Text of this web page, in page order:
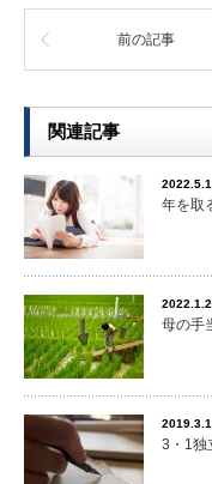
前の記事
関連記事
2022.5.1
年を取
母の手
2019.3.1
3・1独